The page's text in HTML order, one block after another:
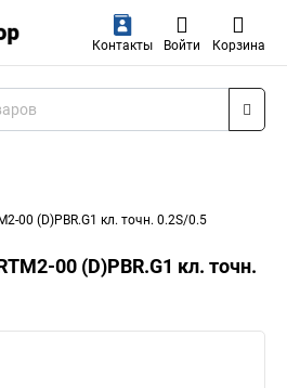
Контакты Войти Корзина
00 (D)PBR.G1 кл. точн. 0.2S/0.5
00 (D)PBR.G1 кл. точн.